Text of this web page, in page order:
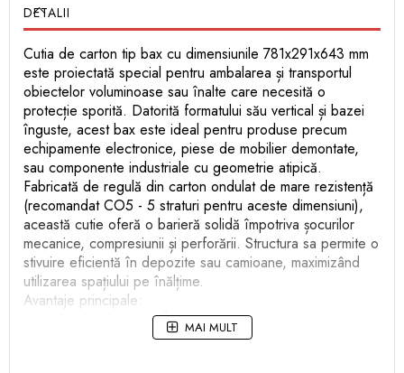
DETALII
Cutia de carton tip bax cu dimensiunile 781x291x643 mm
este proiectată special pentru ambalarea și transportul
obiectelor voluminoase sau înalte care necesită o
protecție sporită. Datorită formatului său vertical și bazei
înguste, acest bax este ideal pentru produse precum
echipamente electronice, piese de mobilier demontate,
sau componente industriale cu geometrie atipică.
Fabricată de regulă din carton ondulat de mare rezistență
(recomandat CO5 - 5 straturi pentru aceste dimensiuni),
această cutie oferă o barieră solidă împotriva șocurilor
mecanice, compresiunii și perforării. Structura sa permite o
stivuire eficientă în depozite sau camioane, maximizând
utilizarea spațiului pe înălțime.
Avantaje principale:
Volum Generos: Înălțimea de 643 mm permite
ambalarea obiectelor lungi în poziție verticală,
MAI MULT